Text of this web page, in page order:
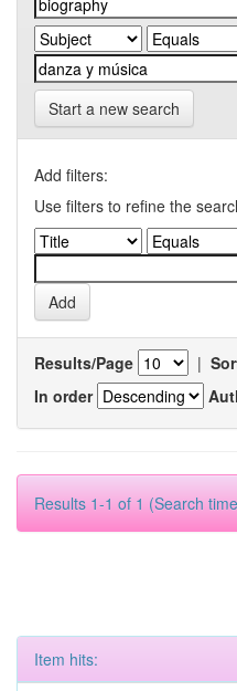
Start a new search
Add filters:
Use filters to refine the
Results/Page |
In order
Results 1-1 of 1 (Search
Item hits: